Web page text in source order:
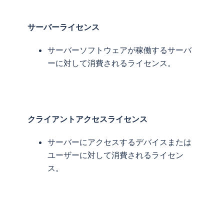
サーバーライセンス
サーバーソフトウェアが稼働するサーバ
ーに対して消費されるライセンス。
クライアントアクセスライセンス
サーバーにアクセスするデバイスまたは
ユーザーに対して消費されるライセン
ス。